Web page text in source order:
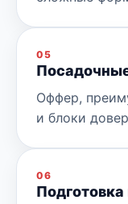
05
Оффер,
и блоки
06